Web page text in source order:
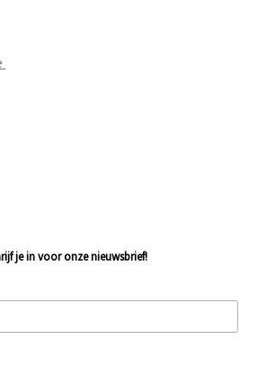
je in voor onze nieuwsbrief!